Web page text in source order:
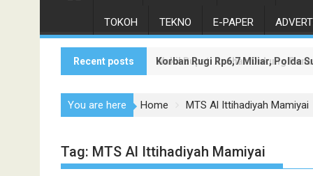
TOKOH TEKNO E-PAPER
Recent posts Korban Rugi Rp6,7 Miliar, Polda
Wakil Bupati Asahan Dukung
You are here Home MTS Al Ittihadiyah Mamiyai
Tag: MTS Al Ittihadiyah Mamiyai